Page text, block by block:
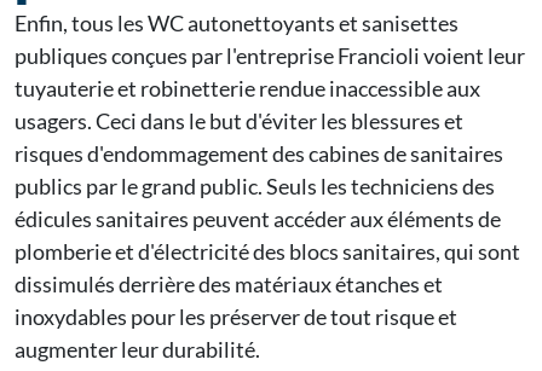
Enfin, tous les WC autonettoyants et sanisettes
publiques conçues par l'entreprise Francioli voient leur
tuyauterie et robinetterie rendue inaccessible aux
usagers. Ceci dans le but d'éviter les blessures et
risques d'endommagement des cabines de sanitaires
publics par le grand public. Seuls les techniciens des
édicules sanitaires peuvent accéder aux éléments de
plomberie et d'électricité des blocs sanitaires, qui sont
dissimulés derrière des matériaux étanches et
inoxydables pour les préserver de tout risque et
augmenter leur durabilité.